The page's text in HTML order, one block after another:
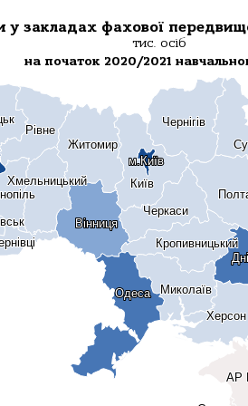
у закладах фахової
тис. осіб
на початок 2020/2021
АР
АР
Вінниця
Вінниця
Житомир
Житомир
Київ
Київ
Кропивницький
Кропивницький
Миколаїв
Миколаїв
Одеса
Одеса
Рівне
Рівне
Херсон
Херсон
Хмельницький
Хмельницький
Черкаси
Черкаси
Чернігів
Чернігів
м.Київ
м.Київ